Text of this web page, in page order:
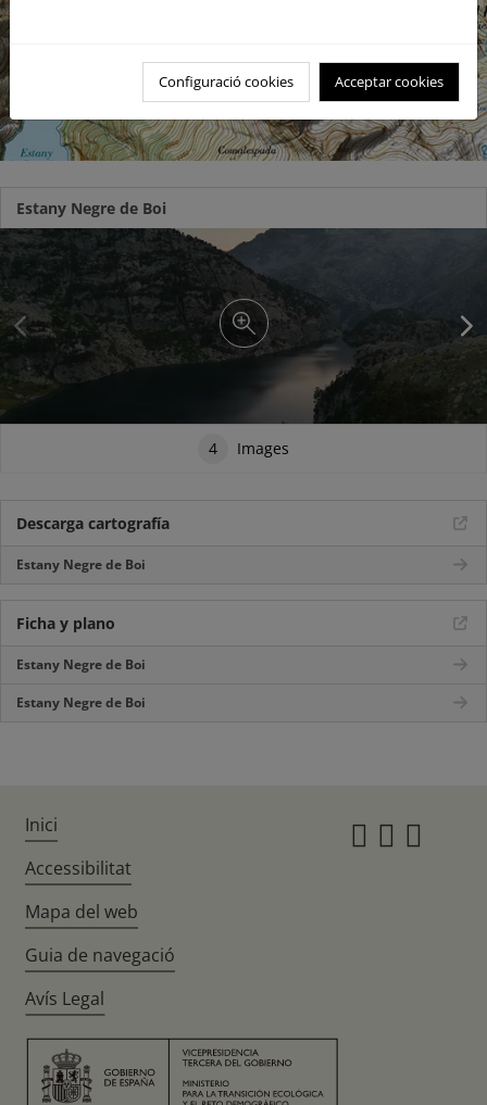
Estany Negre de Boi
4 Images
Descarga cartografía
Estany Negre de Boi
Ficha y plano
Estany Negre de Boi
Estany Negre de Boi
Configuració cookies Acceptar cookies
Inici
Accessibilitat
Mapa del web
Guia de navegació
Avís Legal